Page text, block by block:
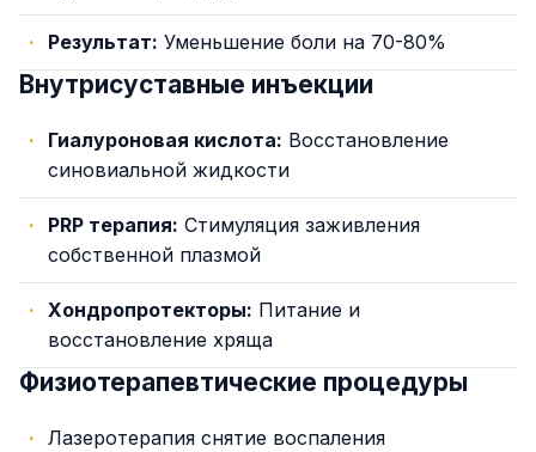
Результат: Уменьшение боли на 70-80%
Внутрисуставные инъекции
Гиалуроновая кислота: Восстановление
синовиальной жидкости
PRP терапия: Стимуляция заживления
собственной плазмой
Хондропротекторы: Питание и
восстановление хряща
Физиотерапевтические процедуры
Лазеротерапия снятие воспаления